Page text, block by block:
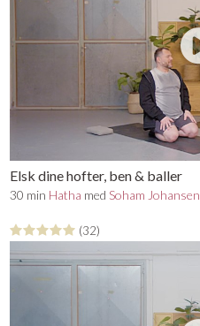
Elsk dine hofter, ben & baller
30 min Hatha med Soham Johansen
(32)